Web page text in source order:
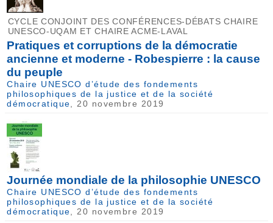
CYCLE CONJOINT DES CONFÉRENCES-DÉBATS CHAIRE
UNESCO-UQAM ET CHAIRE ACME-LAVAL
Pratiques et corruptions de la démocratie
ancienne et moderne - Robespierre : la cause
du peuple
Chaire UNESCO d’étude des fondements
philosophiques de la justice et de la société
démocratique, 20 novembre 2019
Journée mondiale de la philosophie UNESCO
Chaire UNESCO d’étude des fondements
philosophiques de la justice et de la société
démocratique, 20 novembre 2019